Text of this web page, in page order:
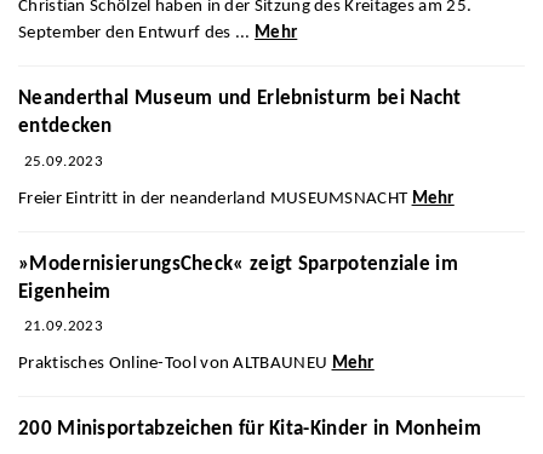
Christian Schölzel haben in der Sitzung des Kreitages am 25.
September den Entwurf des ... Mehr
Neanderthal Museum und Erlebnisturm bei Nacht
entdecken
25.09.2023
Freier Eintritt in der neanderland MUSEUMSNACHT Mehr
»ModernisierungsCheck« zeigt Sparpotenziale im
Eigenheim
21.09.2023
Praktisches Online-Tool von ALTBAUNEU Mehr
200 Minisportabzeichen für Kita-Kinder in Monheim